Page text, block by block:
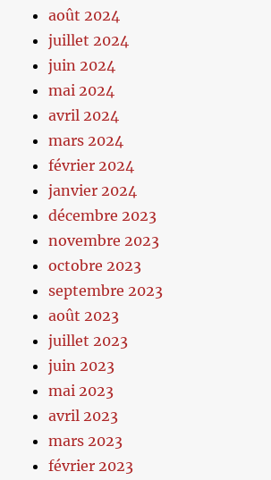
août 2024
juillet 2024
juin 2024
mai 2024
avril 2024
mars 2024
février 2024
janvier 2024
décembre 2023
novembre 2023
octobre 2023
septembre 2023
août 2023
juillet 2023
juin 2023
mai 2023
avril 2023
mars 2023
février 2023